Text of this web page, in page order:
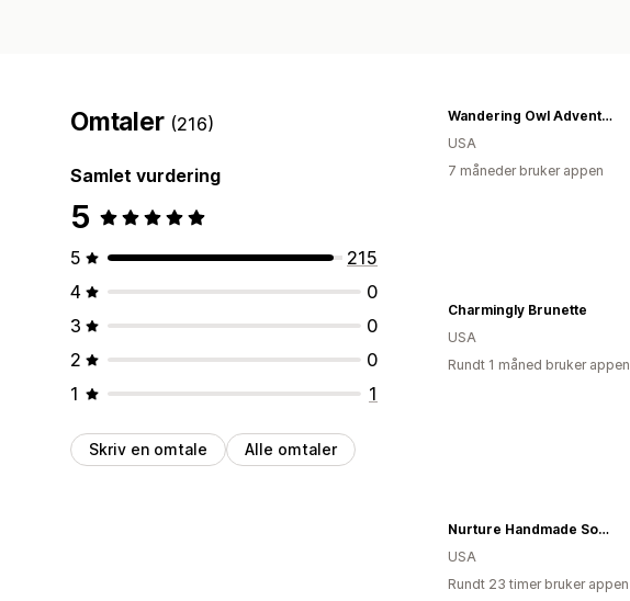
Omtaler (216)
Samlet vurdering
5
5
215
4
0
3
0
2
0
1
1
Skriv en omtale Alle omtaler
Wandering Owl Adventure Co.
USA
7 måneder bruker appen
Charmingly Brunette
USA
Rundt 1 måned bruker appen
Nurture Handmade Soap Making Supplies
USA
Rundt 23 timer bruker appen